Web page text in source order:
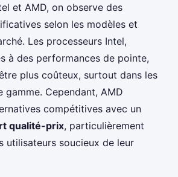
et AMD, on observe des
selon les modèles et
Les processeurs Intel,
à des performances de pointe,
plus coûteux, surtout dans les
gamme. Cependant, AMD
compétitives avec un
qualité-prix, particulièrement
utilisateurs soucieux de leur